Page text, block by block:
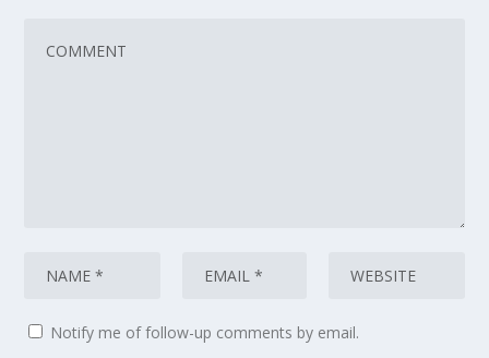
Notify me of follow-up comments by email.